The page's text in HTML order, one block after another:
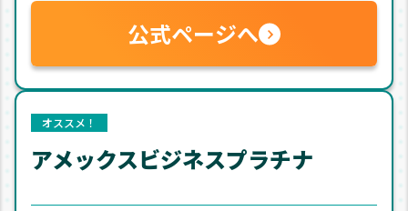
公式ページへ
オススメ！
アメックスビジネスプラチナ